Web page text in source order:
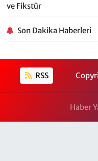
ve Fikstür
Son Dakika Haberleri
RSS
Haber